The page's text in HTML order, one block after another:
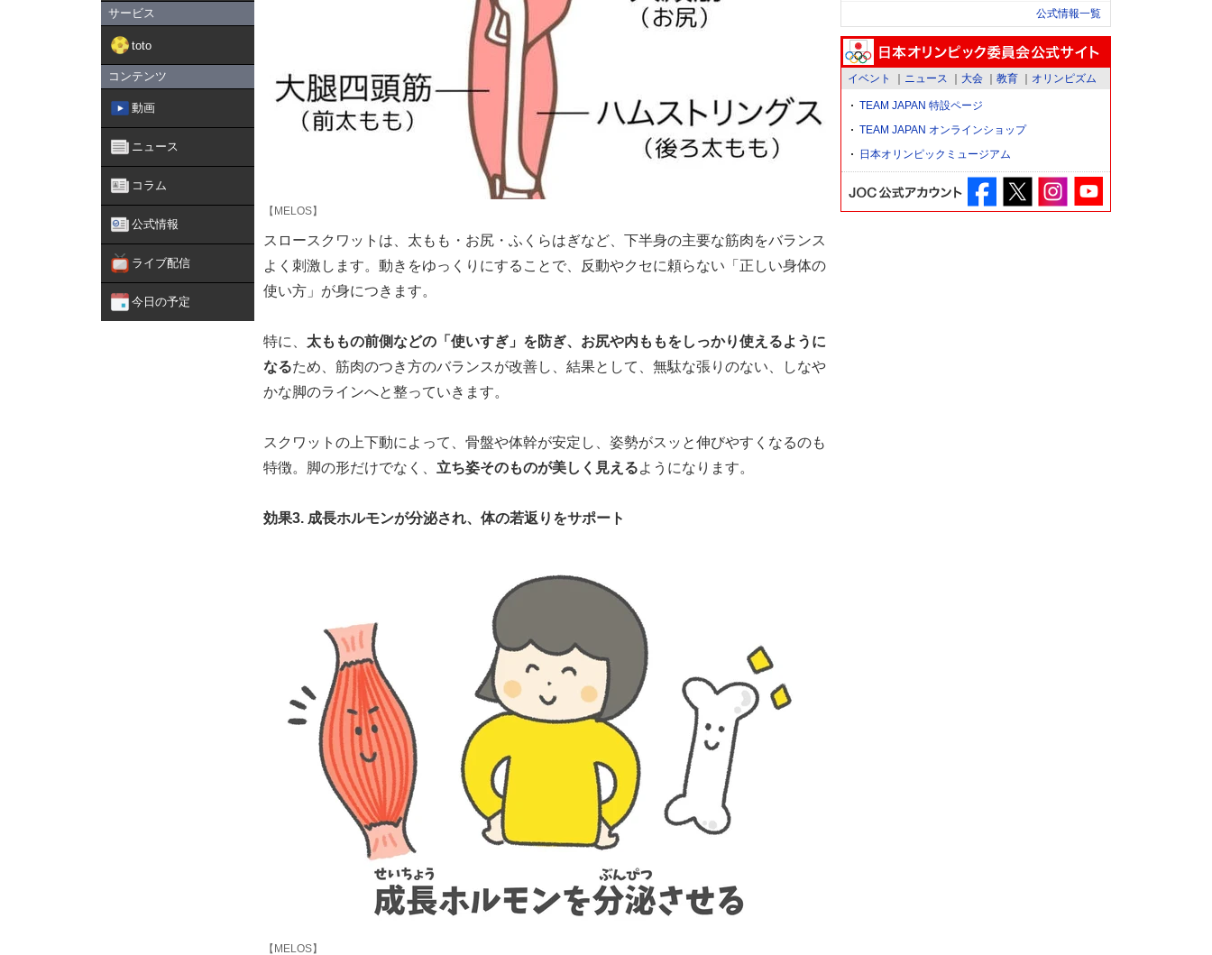
サービス
toto
コンテンツ
動画
ニュース
コラム
公式情報
ライブ配信
今日の予定
【MELOS】
スロースクワットは、太もも・お尻・ふくらはぎなど、下半身の主要な筋肉をバランス
よく刺激します。動きをゆっくりにすることで、反動やクセに頼らない「正しい身体の
使い方」が身につきます。
特に、 太ももの前側などの「使いすぎ」を防ぎ、お尻や内ももをしっかり使えるように
なるため、筋肉のつき方のバランスが改善し、結果として、無駄な張りのない、しなや
かな脚のラインへと整っていきます。
スクワットの上下動によって、骨盤や体幹が安定し、姿勢がスッと伸びやすくなるのも
特徴。脚の形だけでなく、 立ち姿そのものが美しく見えるようになります。
効果3. 成長ホルモンが分泌され、体の若返りをサポート
【MELOS】
公式情報一覧
イベント ニュース 大会 教育 オリンピズム
TEAM JAPAN 特設ページ
TEAM JAPAN オンラインショップ
日本オリンピックミュージアム